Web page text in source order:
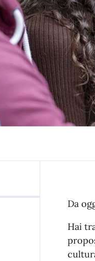
Da
Hai